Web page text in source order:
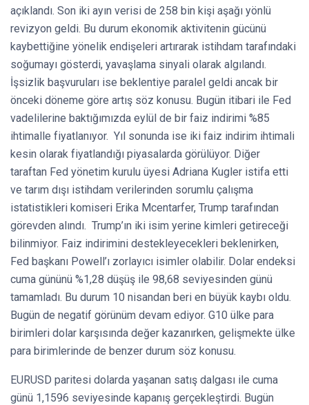
açıklandı. Son iki ayın verisi de 258 bin kişi aşağı yönlü
revizyon geldi. Bu durum ekonomik aktivitenin gücünü
kaybettiğine yönelik endişeleri artırarak istihdam tarafındaki
soğumayı gösterdi, yavaşlama sinyali olarak algılandı.
İşsizlik başvuruları ise beklentiye paralel geldi ancak bir
önceki döneme göre artış söz konusu. Bugün itibari ile Fed
vadelilerine baktığımızda eylül de bir faiz indirimi %85
ihtimalle fiyatlanıyor. Yıl sonunda ise iki faiz indirim ihtimali
kesin olarak fiyatlandığı piyasalarda görülüyor. Diğer
taraftan Fed yönetim kurulu üyesi Adriana Kugler istifa etti
ve tarım dışı istihdam verilerinden sorumlu çalışma
istatistikleri komiseri Erika Mcentarfer, Trump tarafından
görevden alındı. Trump’ın iki isim yerine kimleri getireceği
bilinmiyor. Faiz indirimini destekleyecekleri beklenirken,
Fed başkanı Powell’ı zorlayıcı isimler olabilir. Dolar endeksi
cuma gününü %1,28 düşüş ile 98,68 seviyesinden günü
tamamladı. Bu durum 10 nisandan beri en büyük kaybı oldu.
Bugün de negatif görünüm devam ediyor. G10 ülke para
birimleri dolar karşısında değer kazanırken, gelişmekte ülke
para birimlerinde de benzer durum söz konusu.
EURUSD paritesi dolarda yaşanan satış dalgası ile cuma
günü 1,1596 seviyesinde kapanış gerçekleştirdi. Bugün